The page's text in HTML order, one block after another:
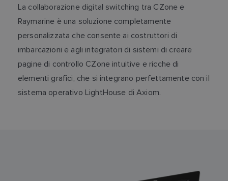
La collaborazione digital switching tra CZone e
Raymarine è una soluzione completamente
personalizzata che consente ai costruttori di
imbarcazioni e agli integratori di sistemi di creare
pagine di controllo CZone intuitive e ricche di
elementi grafici, che si integrano perfettamente con il
sistema operativo LightHouse di Axiom.